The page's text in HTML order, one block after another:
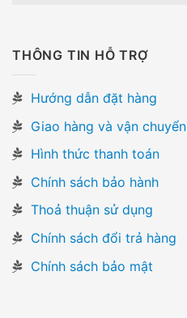
THÔNG TIN HỖ TRỢ
Hướng dẫn đặt hàng
Giao hàng và vận chuyển
Hình thức thanh toán
Chính sách bảo hành
Thoả thuận sử dụng
Chính sách đổi trả hàng
Chính sách bảo mật